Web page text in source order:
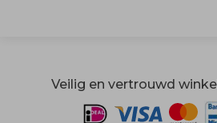
Veilig en vertrouwd